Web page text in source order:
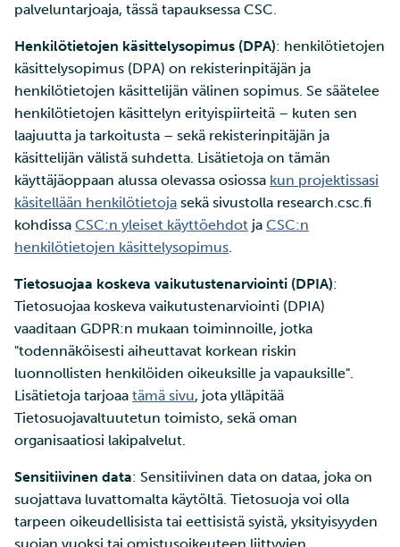
palveluntarjoaja, tässä tapauksessa CSC.
Henkilötietojen käsittelysopimus (DPA): henkilötietojen
käsittelysopimus (DPA) on rekisterinpitäjän ja
henkilötietojen käsittelijän välinen sopimus. Se säätelee
henkilötietojen käsittelyn erityispiirteitä – kuten sen
laajuutta ja tarkoitusta – sekä rekisterinpitäjän ja
käsittelijän välistä suhdetta. Lisätietoja on tämän
käyttäjäoppaan alussa olevassa osiossa kun projektissasi
käsitellään henkilötietoja sekä sivustolla research.csc.fi
kohdissa CSC:n yleiset käyttöehdot ja CSC:n
henkilötietojen käsittelysopimus.
Tietosuojaa koskeva vaikutustenarviointi (DPIA):
Tietosuojaa koskeva vaikutustenarviointi (DPIA)
vaaditaan GDPR:n mukaan toiminnoille, jotka
"todennäköisesti aiheuttavat korkean riskin
luonnollisten henkilöiden oikeuksille ja vapauksille".
Lisätietoja tarjoaa tämä sivu, jota ylläpitää
Tietosuojavaltuutetun toimisto, sekä oman
organisaatiosi lakipalvelut.
Sensitiivinen data: Sensitiivinen data on dataa, joka on
suojattava luvattomalta käytöltä. Tietosuoja voi olla
tarpeen oikeudellisista tai eettisistä syistä, yksityisyyden